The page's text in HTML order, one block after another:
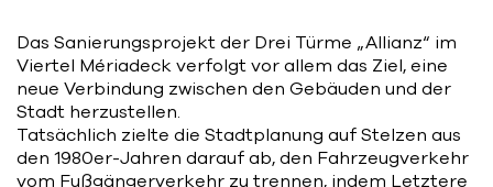
Das Sanierungsprojekt der Drei Türme „Allianz“ im
Viertel Mériadeck verfolgt vor allem das Ziel, eine
neue Verbindung zwischen den Gebäuden und der
Stadt herzustellen.
Tatsächlich zielte die Stadtplanung auf Stelzen aus
den 1980er-Jahren darauf ab, den Fahrzeugverkehr
vom Fußgängerverkehr zu trennen, indem Letztere
February | Patriarche
Concepteur de solutions digitales
appliquées au bâtiment